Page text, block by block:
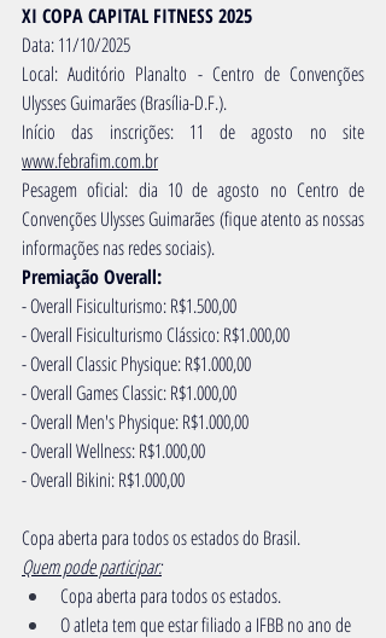
XI COPA CAPITAL FITNESS 2025
Data: 11/10/2025
Local: Auditório Planalto - Centro de Convenções
Ulysses Guimarães (Brasília-D.F.).
www.febrafim.com.br
Pesagem oficial: dia 10 de agosto no Centro de
Convenções Ulysses Guimarães (fique atento as nossas
informações nas redes sociais).
Premiação Overall:
- Overall Fisiculturismo: R$1.500,00
- Overall Fisiculturismo Clássico: R$1.000,00
- Overall Classic Physique: R$1.000,00
- Overall Games Classic: R$1.000,00
- Overall Men's Physique: R$1.000,00
- Overall Wellness: R$1.000,00
- Overall Bikini: R$1.000,00
Copa aberta para todos os estados do Brasil.​
Quem pode participar:
Copa aberta para todos os estados.
O atleta tem que estar filiado a IFBB no ano de